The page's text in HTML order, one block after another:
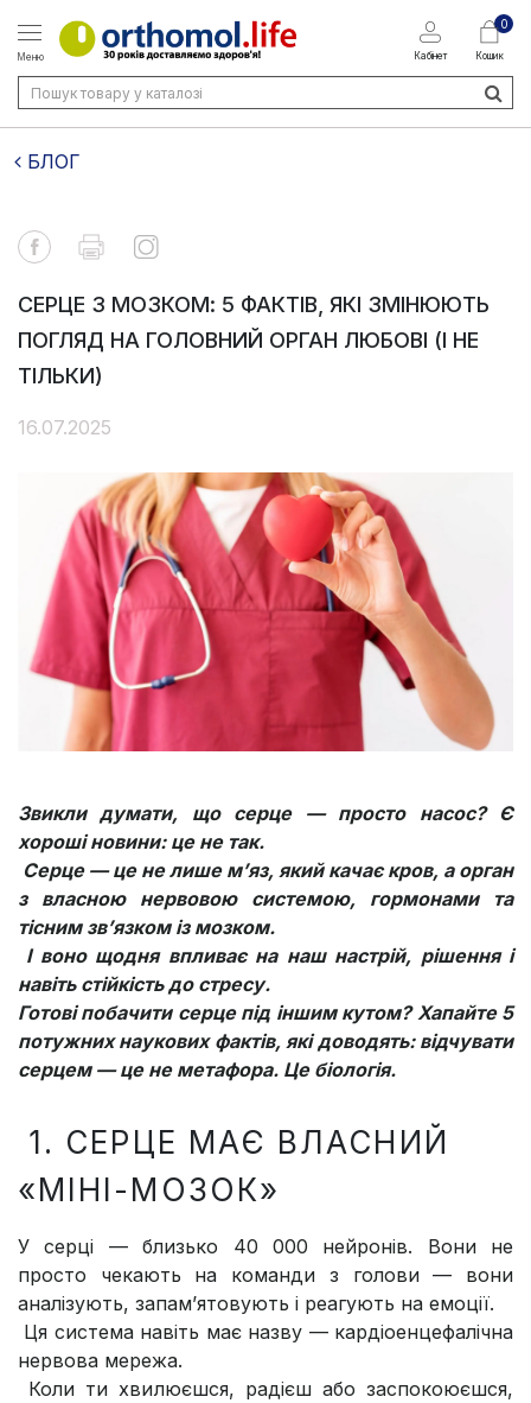
Меню Кабінет
0
Кошик
БЛОГ
СЕРЦЕ З МОЗКОМ: 5 ФАКТІВ, ЯКІ ЗМІНЮЮТЬ
ПОГЛЯД НА ГОЛОВНИЙ ОРГАН ЛЮБОВІ (І НЕ
ТІЛЬКИ)
16.07.2025
Звикли думати, що серце — просто насос? Є
хороші новини: це не так.
Серце — це не лише м’яз, який качає кров, а орган
з власною нервовою системою, гормонами та
тісним зв’язком із мозком.
І воно щодня впливає на наш настрій, рішення і
навіть стійкість до стресу.
Готові побачити серце під іншим кутом? Хапайте 5
потужних наукових фактів, які доводять: відчувати
серцем — це не метафора. Це біологія.
1. СЕРЦЕ МАЄ ВЛАСНИЙ
«МІНІ-МОЗОК»
У серці — близько 40 000 нейронів. Вони не
просто чекають на команди з голови — вони
аналізують, запам’ятовують і реагують на емоції.
Ця система навіть має назву — кардіоенцефалічна
нервова мережа.
Коли ти хвилюєшся, радієш або заспокоюєшся,